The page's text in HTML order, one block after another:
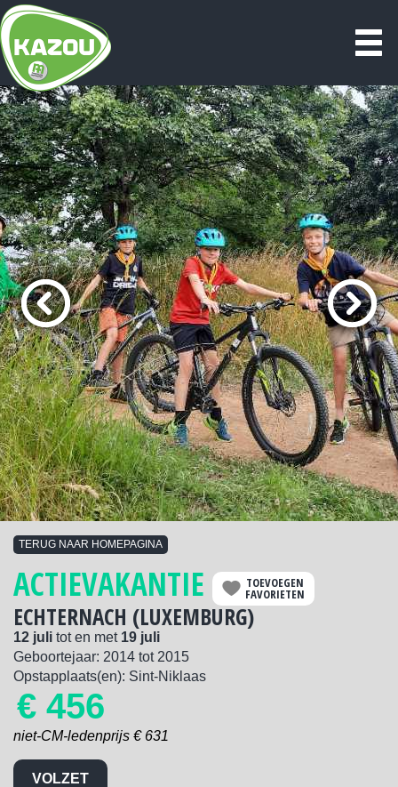
TERUG NAAR HOMEPAGINA
ACTIEVAKANTIE TOEVOEGEN
FAVORIETEN
ECHTERNACH (LUXEMBURG)
12 juli tot en met 19 juli
Geboortejaar: 2014 tot 2015
Opstapplaats(en): Sint-Niklaas
€ 456
niet-CM-ledenprijs € 631
VOLZET